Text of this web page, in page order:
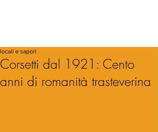
Corsetti dal 1921: Cento
anni di romanità trasteverina
locali e sapori